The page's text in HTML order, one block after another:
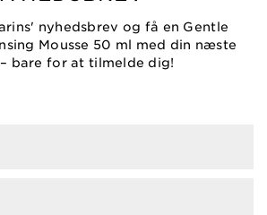
nyhedsbrev og få en Gentle
Mousse 50 ml med din næste
bare for at tilmelde dig!